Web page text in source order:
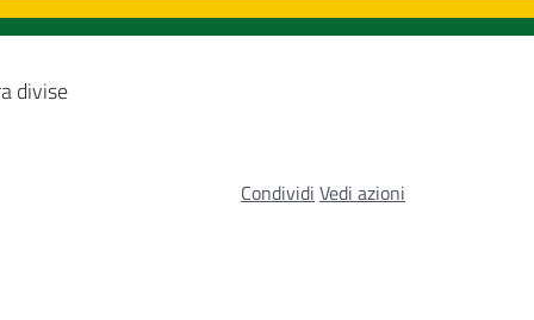
divise
Condividi Vedi azioni